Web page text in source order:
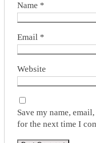
Name *
Email *
Website
Save my name,
for the next time I